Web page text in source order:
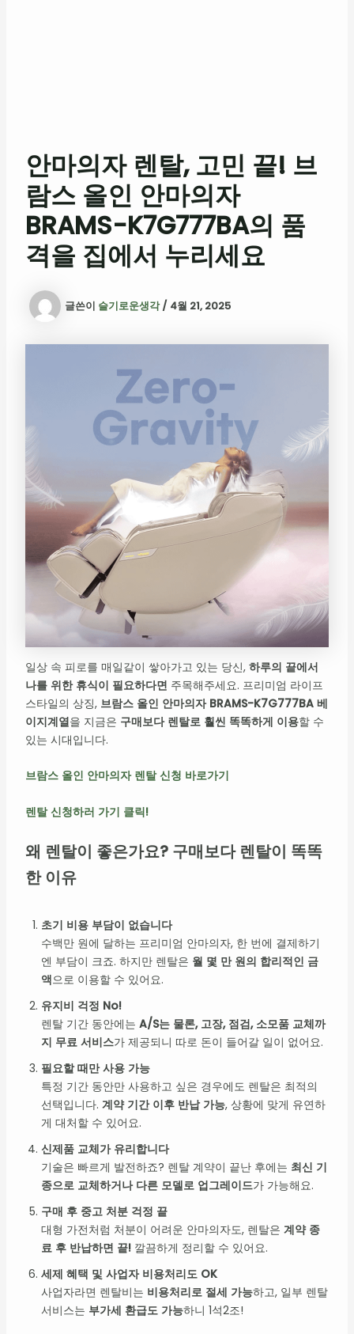
안마의자 렌탈, 고민 끝! 브
람스 올인 안마의자
BRAMS-K7G777BA의 품
격을 집에서 누리세요
글쓴이 슬기로운생각/ 4월 21, 2025
일상 속 피로를 매일같이 쌓아가고 있는 당신, 하루의 끝에서
나를 위한 휴식이 필요하다면 주목해주세요. 프리미엄 라이프
스타일의 상징, 브람스 올인 안마의자 BRAMS-K7G777BA 베
이지계열을 지금은 구매보다 렌탈로 훨씬 똑똑하게 이용할 수
있는 시대입니다.
브람스 올인 안마의자 렌탈 신청 바로가기
렌탈 신청하러 가기 클릭!
왜 렌탈이 좋은가요? 구매보다 렌탈이 똑똑
한 이유
초기 비용 부담이 없습니다
수백만 원에 달하는 프리미엄 안마의자, 한 번에 결제하기
엔 부담이 크죠. 하지만 렌탈은 월 몇 만 원의 합리적인 금
액으로 이용할 수 있어요.
유지비 걱정 No!
렌탈 기간 동안에는 A/S는 물론, 고장, 점검, 소모품 교체까
지 무료 서비스가 제공되니 따로 돈이 들어갈 일이 없어요.
필요할 때만 사용 가능
특정 기간 동안만 사용하고 싶은 경우에도 렌탈은 최적의
선택입니다. 계약 기간 이후 반납 가능, 상황에 맞게 유연하
게 대처할 수 있어요.
신제품 교체가 유리합니다
기술은 빠르게 발전하죠? 렌탈 계약이 끝난 후에는 최신 기
종으로 교체하거나 다른 모델로 업그레이드가 가능해요.
구매 후 중고 처분 걱정 끝
대형 가전처럼 처분이 어려운 안마의자도, 렌탈은 계약 종
료 후 반납하면 끝!깔끔하게 정리할 수 있어요.
세제 혜택 및 사업자 비용처리도 OK
사업자라면 렌탈비는 비용처리로 절세 가능하고, 일부 렌탈
서비스는 부가세 환급도 가능하니 1석2조!